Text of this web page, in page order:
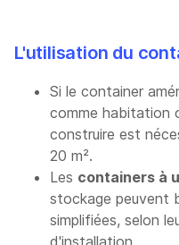
L'utilisation du
Si le container
comme habitation
construire est
20 m².
Les containers à
stockage peuvent
simplifiées, selon
d'installation.